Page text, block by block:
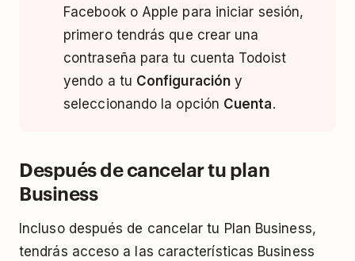
Facebook o Apple para iniciar sesión,
primero tendrás que crear una
contraseña para tu cuenta Todoist
yendo a tu Configuración y
seleccionando la opción Cuenta.
Después de cancelar tu plan
Business
Incluso después de cancelar tu Plan Business,
tendrás acceso a las características Business